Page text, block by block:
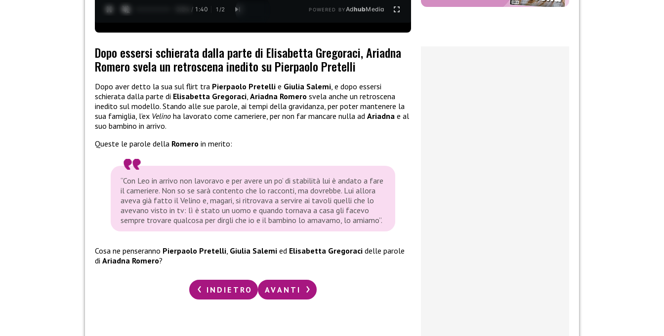
0:05 / 1:40 1 /2 POWERED BYAdhubMedia
Dopo essersi schierata dalla parte di Elisabetta Gregoraci, Ariadna
Romero svela un retroscena inedito su Pierpaolo Pretelli
Dopo aver detto la sua sul flirt tra Pierpaolo Pretelli e Giulia Salemi, e dopo essersi
schierata dalla parte di Elisabetta Gregoraci, Ariadna Romero svela anche un retroscena
inedito sul modello. Stando alle sue parole, ai tempi della gravidanza, per poter mantenere la
sua famiglia, l’ex Velino ha lavorato come cameriere, per non far mancare nulla ad Ariadna e al
suo bambino in arrivo.
Queste le parole della Romero in merito:
“Con Leo in arrivo non lavoravo e per avere un po’ di stabilità lui è andato a fare
il cameriere. Non so se sarà contento che lo racconti, ma dovrebbe. Lui allora
aveva già fatto il Velino e, magari, si ritrovava a servire ai tavoli quelli che lo
avevano visto in tv: lì è stato un uomo e quando tornava a casa gli facevo
sempre trovare qualcosa per dirgli che io e il bambino lo amavamo, lo amiamo”.
Cosa ne penseranno Pierpaolo Pretelli, Giulia Salemi ed Elisabetta Gregoraci delle parole
di Ariadna Romero?
INDIETRO AVANTI